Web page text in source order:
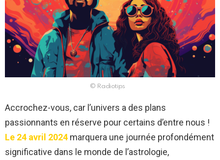
© Radiotips
Accrochez-vous, car l’univers a des plans
passionnants en réserve pour certains d’entre nous !
Le 24 avril 2024 marquera une journée profondément
significative dans le monde de l’astrologie,